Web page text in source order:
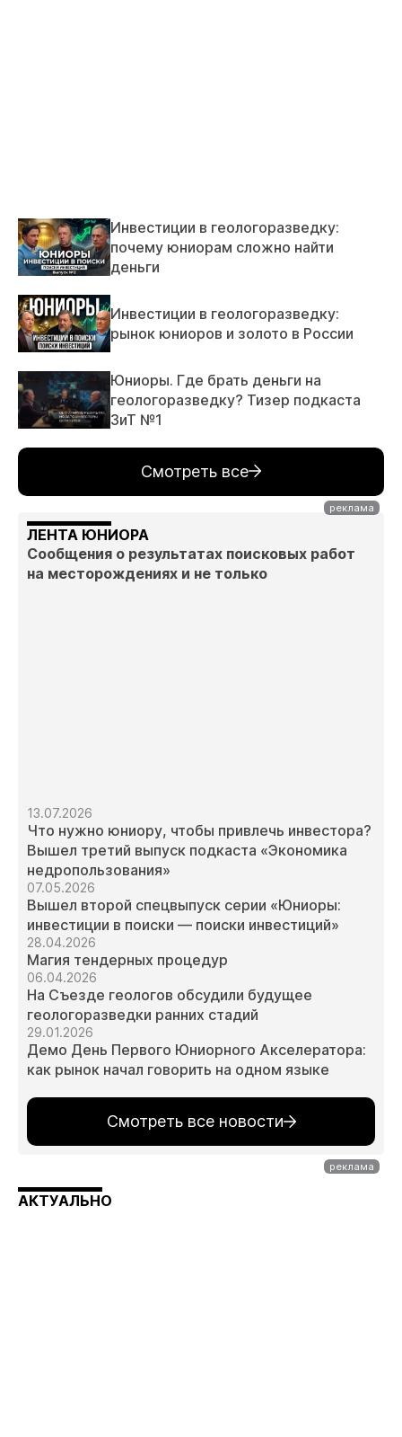
Инвестиции в геологоразведку:
почему юниорам сложно найти
деньги
Инвестиции в геологоразведку:
рынок юниоров и золото в России
Юниоры. Где брать деньги на
геологоразведку? Тизер подкаста
ЗиТ №1
Смотреть все
ЛЕНТА ЮНИОРА
Сообщения о результатах поисковых работ
на месторождениях и не только
13.07.2026
Что нужно юниору, чтобы привлечь инвестора?
Вышел третий выпуск подкаста «Экономика
недропользования»
07.05.2026
Вышел второй спецвыпуск серии «Юниоры:
инвестиции в поиски — поиски инвестиций»
28.04.2026
Магия тендерных процедур
06.04.2026
На Съезде геологов обсудили будущее
геологоразведки ранних стадий
29.01.2026
Демо День Первого Юниорного Акселератора:
как рынок начал говорить на одном языке
Смотреть все новости
АКТУАЛЬНО